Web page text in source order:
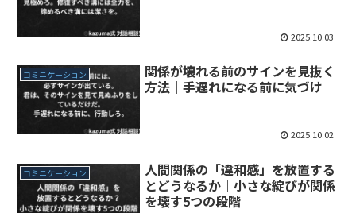
2025.10.03
コミニケーション
関係が壊れる前のサインを見抜く
方法｜手遅れになる前に気づけ
2025.10.02
コミニケーション
人間関係の「違和感」を放置する
とどうなるか｜小さな綻びが関係
を壊す5つの段階